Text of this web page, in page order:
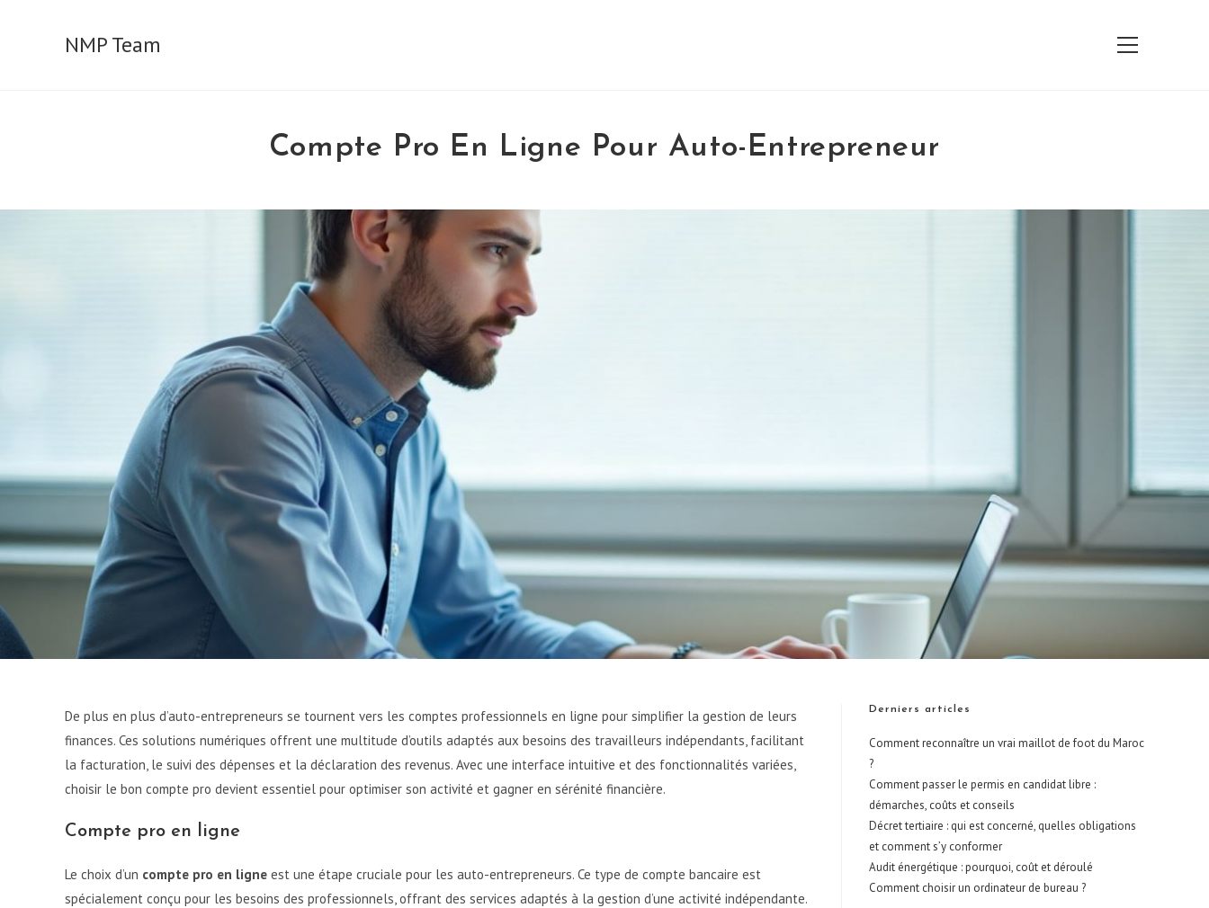
NMP Team
View
Compte Pro En Ligne Pour Auto-Entrepreneur
De plus en plus d’auto-entrepreneurs se tournent vers les comptes professionnels en ligne pour simplifier la gestion de leurs
finances. Ces solutions numériques offrent une multitude d’outils adaptés aux besoins des travailleurs indépendants, facilitant
la facturation, le suivi des dépenses et la déclaration des revenus. Avec une interface intuitive et des fonctionnalités variées,
choisir le bon compte pro devient essentiel pour optimiser son activité et gagner en sérénité financière.
Compte pro en ligne
Le choix d’un compte pro en ligne est une étape cruciale pour les auto-entrepreneurs. Ce type de compte bancaire est
spécialement conçu pour les besoins des professionnels, offrant des services adaptés à la gestion d’une activité indépendante.
Derniers articles
Comment reconnaître un vrai maillot de foot du Maroc
?
Comment passer le permis en candidat libre :
démarches, coûts et conseils
Décret tertiaire : qui est concerné, quelles obligations
et comment s’y conformer
Audit énergétique : pourquoi, coût et déroulé
Comment choisir un ordinateur de bureau ?